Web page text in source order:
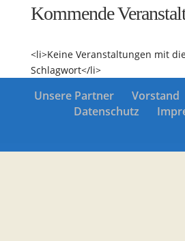
Kommende
<li>Keine Veranstaltungen mit
Schlagwort</li>
Unsere Partner Vorstand
Datenschutz